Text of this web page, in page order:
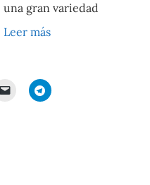
una gran variedad
Leer más